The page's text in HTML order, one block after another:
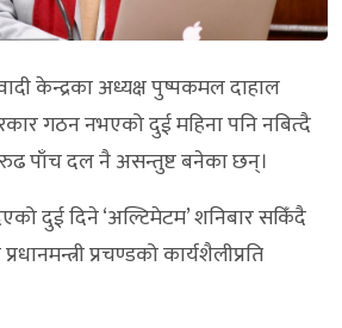
केन्द्रका अध्यक्ष पुष्पकमल दाहाल
गठन नभएको दुई महिना पनि नबित्दै
पाँच दल नै असन्तुष्ट बनेका छन्।
दिएको दुई दिने ‘अल्टिमेटम’ शनिबार सकिँदै
प्रचण्डको कार्यशैलीप्रति